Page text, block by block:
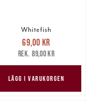
Whitefish
Nuvarande pris
69,00 krTidigare pris
89,00 kr
69,00 kr
89,00 kr
LÄGG I VARUKORGEN